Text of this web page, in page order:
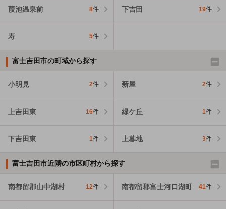
葭池温泉前 8件 下吉田 19件
寿 5件
富士吉田市の町域から探す
小明見 2件 新屋 2件
上吉田東 16件 緑ケ丘 1件
下吉田東 1件 上暮地 3件
富士吉田市近隣の市区町村から探す
南都留郡山中湖村 12件 南都留郡富士河口湖町 41件